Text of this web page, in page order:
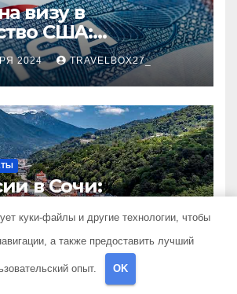
визу в
США:
руководство
2024 TRAVELBOX27_
в Сочи:
курорта
куки-файлы и другие технологии, чтобы
а также предоставить лучший
опыт. OK